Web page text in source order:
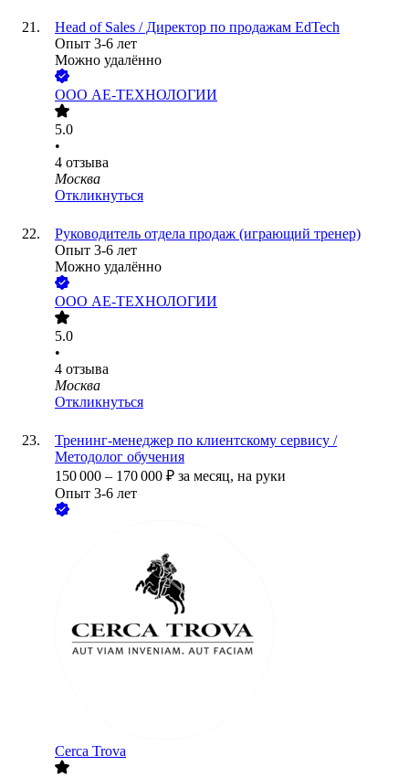
Head of Sales / Директор по продажам EdTech
Опыт 3-6 лет
Можно удалённо
ООО АЕ-ТЕХНОЛОГИИ
5.0
•
4 отзыва
Москва
Откликнуться
Руководитель отдела продаж (играющий тренер)
Опыт 3-6 лет
Можно удалённо
ООО АЕ-ТЕХНОЛОГИИ
5.0
•
4 отзыва
Москва
Откликнуться
Тренинг-менеджер по клиентскому сервису /
Методолог обучения
150 000 – 170 000 ₽ за месяц, на руки
Опыт 3-6 лет
Cerca Trova